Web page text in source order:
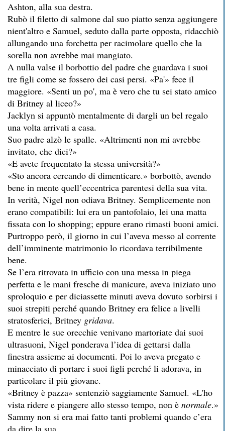
Ashton, alla sua destra.
Rubò il filetto di salmone dal suo piatto senza aggiungere
nient'altro e Samuel, seduto dalla parte opposta, ridacchiò
allungando una forchetta per racimolare quello che la
sorella non avrebbe mai mangiato.
A nulla valse il borbottio del padre che guardava i suoi
tre figli come se fossero dei casi persi. «Pa'» fece il
maggiore. «Senti un po', ma è vero che tu sei stato amico
di Britney al liceo?»
Jacklyn si appuntò mentalmente di dargli un bel regalo
una volta arrivati a casa.
Suo padre alzò le spalle. «Altrimenti non mi avrebbe
invitato, che dici?»
«E avete frequentato la stessa università?»
«Sto ancora cercando di dimenticare.» borbottò, avendo
bene in mente quell’eccentrica parentesi della sua vita.
In verità, Nigel non odiava Britney. Semplicemente non
erano compatibili: lui era un pantofolaio, lei una matta
fissata con lo shopping; eppure erano rimasti buoni amici.
Purtroppo però, il giorno in cui l’aveva messo al corrente
dell’imminente matrimonio lo ricordava terribilmente
bene.
Se l’era ritrovata in ufficio con una messa in piega
perfetta e le mani fresche di manicure, aveva iniziato uno
sproloquio e per diciassette minuti aveva dovuto sorbirsi i
suoi strepiti perché quando Britney era felice a livelli
stratosferici, Britney gridava.
E mentre le sue orecchie venivano martoriate dai suoi
ultrasuoni, Nigel ponderava l’idea di gettarsi dalla
finestra assieme ai documenti. Poi lo aveva pregato e
minacciato di portare i suoi figli perché li adorava, in
particolare il più giovane.
«Britney è pazza» sentenziò saggiamente Samuel. «L'ho
vista ridere e piangere allo stesso tempo, non è normale.»
Sammy non si era mai fatto tanti problemi quando c’era
da dire la sua.